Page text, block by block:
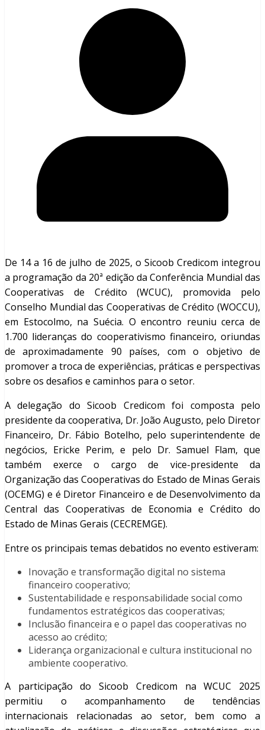
De 14 a 16 de julho de 2025, o Sicoob Credicom integrou
a programação da 20ª edição da Conferência Mundial das
Cooperativas de Crédito (WCUC), promovida pelo
Conselho Mundial das Cooperativas de Crédito (WOCCU),
em Estocolmo, na Suécia. O encontro reuniu cerca de
1.700 lideranças do cooperativismo financeiro, oriundas
de aproximadamente 90 países, com o objetivo de
promover a troca de experiências, práticas e perspectivas
sobre os desafios e caminhos para o setor.
A delegação do Sicoob Credicom foi composta pelo
presidente da cooperativa, Dr. João Augusto, pelo Diretor
Financeiro, Dr. Fábio Botelho, pelo superintendente de
negócios, Ericke Perim, e pelo Dr. Samuel Flam, que
também exerce o cargo de vice-presidente da
Organização das Cooperativas do Estado de Minas Gerais
(OCEMG) e é Diretor Financeiro e de Desenvolvimento da
Central das Cooperativas de Economia e Crédito do
Estado de Minas Gerais (CECREMGE).
Entre os principais temas debatidos no evento estiveram:
Inovação e transformação digital no sistema
financeiro cooperativo;
Sustentabilidade e responsabilidade social como
fundamentos estratégicos das cooperativas;
Inclusão financeira e o papel das cooperativas no
acesso ao crédito;
Liderança organizacional e cultura institucional no
ambiente cooperativo.
A participação do Sicoob Credicom na WCUC 2025
permitiu o acompanhamento de tendências
internacionais relacionadas ao setor, bem como a